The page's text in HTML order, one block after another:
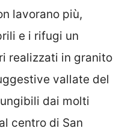
lavorano più,
e i rifugi un
realizzati in granito
vallate del
dai molti
centro di San